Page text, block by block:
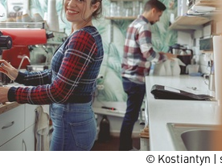
© Kostiantyn |